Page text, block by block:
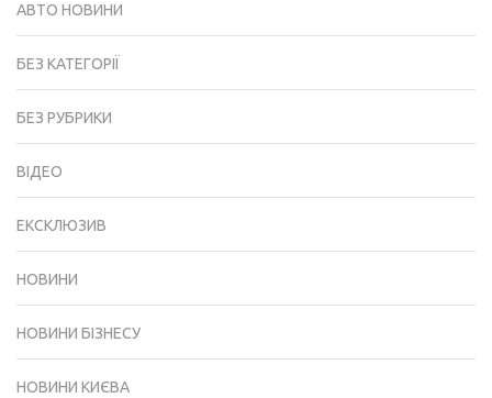
АВТО НОВИНИ
БЕЗ КАТЕГОРІЇ
БЕЗ РУБРИКИ
ВІДЕО
ЕКСКЛЮЗИВ
НОВИНИ
НОВИНИ БІЗНЕСУ
НОВИНИ КИЄВА